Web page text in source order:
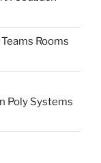
Rooms
Poly Systems